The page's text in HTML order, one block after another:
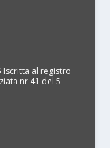
Iscritta al registro
nr 41 del 5